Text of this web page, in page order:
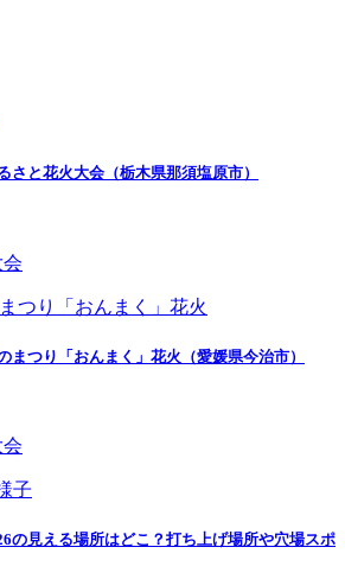
さと花火大会（栃木県那須塩原市）
まつり「おんまく」花火（愛媛県今治市）
の見える場所はどこ？打ち上げ場所や穴場スポ